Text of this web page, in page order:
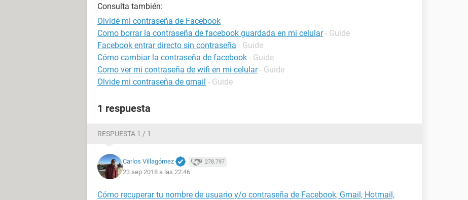
Consulta también:
Olvidé mi contraseña de Facebook
Como borrar la contraseña de facebook guardada en mi celular - Guide
Facebook entrar directo sin contraseña - Guide
Cómo cambiar la contraseña de facebook - Guide
Como ver mi contraseña de wifi en mi celular - Guide
Olvide mi contraseña de gmail - Guide
1 respuesta
RESPUESTA 1 / 1
Carlos Villagómez 278.797
23 sep 2018 a las 22:46
Cómo recuperar tu nombre de usuario y/o contraseña de Facebook, Gmail, Hotmail,